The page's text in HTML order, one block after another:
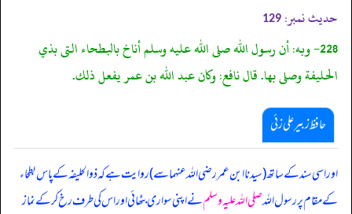
حدیث نمبر: 129
228- وبه: أن رسول الله صلى الله عليه وسلم أناخ بالبطحاء التى بذي
الحليفة وصلى بها. قال نافع: وكان عبد الله بن عمر يفعل ذلك.
حافظ زبیر علی زئی
اور اسی سند کے ساتھ (سیدنا ابن عمر رضی اللہ عنہما سے) روایت ہے کہ ذوالحلیفہ کے پاس بطحاء
کے مقام پر رسول اللہصلی اللہ علیہ وسلمنے اپنی سواری بٹھائی اور اس کی طرف رخ کر کے نماز